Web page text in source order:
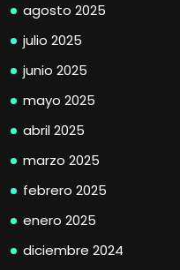
agosto 2025
julio 2025
junio 2025
mayo 2025
abril 2025
marzo 2025
febrero 2025
enero 2025
diciembre 2024